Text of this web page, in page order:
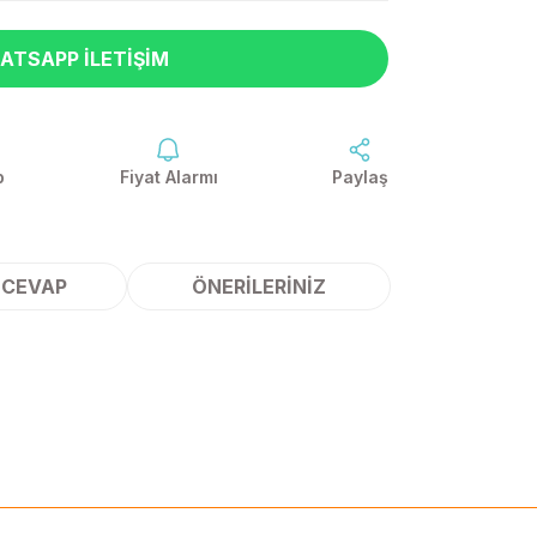
İLETIŞIM
Fiyat Alarmı Paylaş
ÖNERILERINIZ